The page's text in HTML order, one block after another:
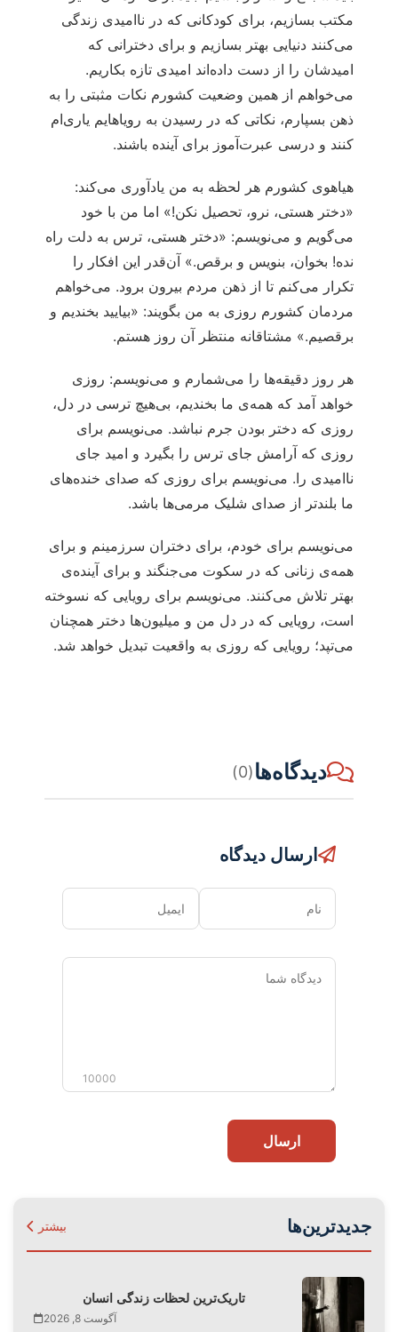
مکتب بسازیم، برای کودکانی که در ناامیدی زندگی
می‌کنند دنیایی بهتر بسازیم و برای دخترانی که
امیدشان را از دست داده‌اند امیدی تازه بکاریم.
می‌خواهم از همین وضعیت کشورم نکات مثبتی را به
ذهن بسپارم، نکاتی که در رسیدن به رویاهایم یاری‌ام
کنند و درسی عبرت‌آموز برای آینده باشند.
هیاهوی کشورم هر لحظه به من یادآوری می‌کند:
«دختر هستی، نرو، تحصیل نکن!» اما من با خود
می‌گویم و می‌نویسم: «دختر هستی، ترس به دلت راه
نده! بخوان، بنویس و برقص.» آن‌قدر این افکار را
تکرار می‌کنم تا از ذهن مردم بیرون برود. می‌خواهم
مردمان کشورم روزی به من بگویند: «بیایید بخندیم و
برقصیم.» مشتاقانه منتظر آن روز هستم.
هر روز دقیقه‌ها را می‌شمارم و می‌نویسم: روزی
خواهد آمد که همه‌ی ما بخندیم، بی‌هیچ ترسی در دل،
روزی که دختر بودن جرم نباشد. می‌نویسم برای
روزی که آرامش جای ترس را بگیرد و امید جای
ناامیدی را. می‌نویسم برای روزی که صدای خنده‌های
ما بلندتر از صدای شلیک مرمی‌ها باشد.
می‌نویسم برای خودم، برای دختران سرزمینم و برای
همه‌ی زنانی که در سکوت می‌جنگند و برای آینده‌ی
بهتر تلاش می‌کنند. می‌نویسم برای رویایی که نسوخته
است، رویایی که در دل من و میلیون‌ها دختر همچنان
می‌تپد؛ رویایی که روزی به واقعیت تبدیل خواهد شد.
دیدگاه‌ها(0)
ارسال دیدگاه
نام ایمیل
دیدگاه
10000
ارسال
جدیدترین‌ها بیشتر
تاریک‌ترین لحظات زندگی انسان
آگوست 8, 2026